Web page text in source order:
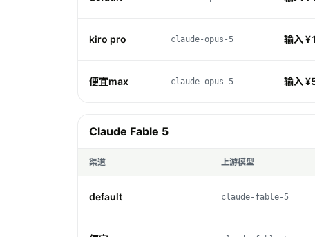
kiro pro claude-opus-5 输入
便宜max claude-opus-5 输入
Claude Fable 5
渠道 上游模型
default claude-fable-5